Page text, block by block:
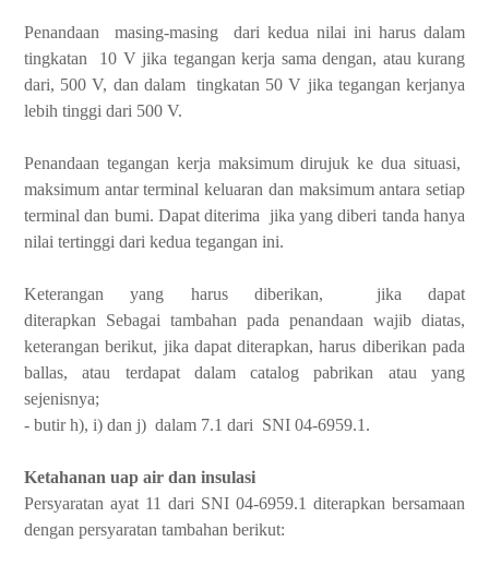
Penandaan masing-masing dari kedua nilai ini harus dalam
tingkatan 10 V jika tegangan kerja sama dengan, atau kurang
dari, 500 V, dan dalam tingkatan 50 V jika tegangan kerjanya
lebih tinggi dari 500 V.
Penandaan tegangan kerja maksimum dirujuk ke dua situasi,
maksimum antar terminal keluaran dan maksimum antara setiap
terminal dan bumi. Dapat diterima jika yang diberi tanda hanya
nilai tertinggi dari kedua tegangan ini.
Keterangan yang harus diberikan, jika dapat
diterapkan Sebagai tambahan pada penandaan wajib diatas,
keterangan berikut, jika dapat diterapkan, harus diberikan pada
ballas, atau terdapat dalam catalog pabrikan atau yang
sejenisnya;
- butir h), i) dan j) dalam 7.1 dari SNI 04-6959.1.
Ketahanan uap air dan insulasi
Persyaratan ayat 11 dari SNI 04-6959.1 diterapkan bersamaan
dengan persyaratan tambahan berikut: